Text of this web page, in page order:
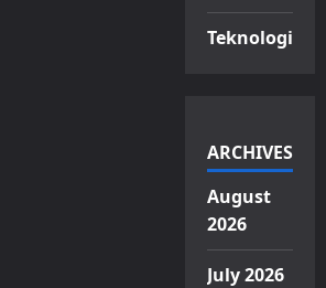
Teknologi
ARCHIVES
August
2026
July 2026